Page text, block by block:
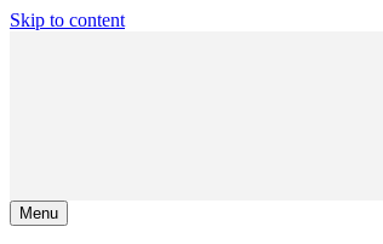
Skip to content
Menu